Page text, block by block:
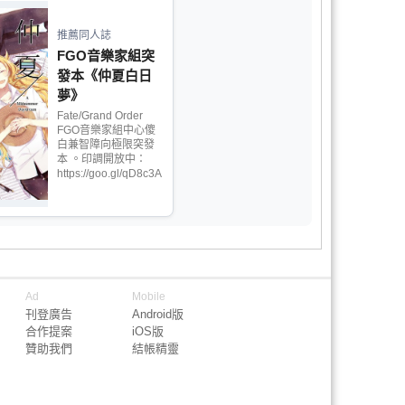
推薦同人誌
FGO音樂家組突
發本《仲夏白日
夢》
Fate/Grand Order
FGO音樂家組中心傻
白兼智障向極限突發
本 。印調開放中：
https://goo.gl/qD8c3A
Ad
刊登廣告
合作提案
贊助我們
Mobile
Android版
iOS版
結帳精靈